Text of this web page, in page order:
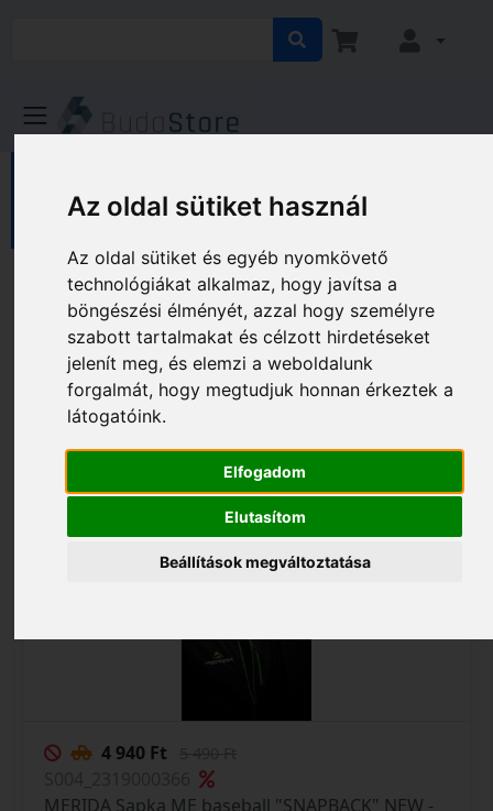
Az oldal sütiket használ
Az oldal sütiket és egyéb nyomkövető
technológiákat alkalmaz, hogy javítsa a
böngészési élményét, azzal hogy személyre
szabott tartalmakat és célzott hirdetéseket
jelenít meg, és elemzi a weboldalunk
forgalmát, hogy megtudjuk honnan érkeztek a
látogatóink.
Elfogadom
Elutasítom
Beállítások megváltoztatása
Sport, kerékpár
Ruházat Sapkák
Sapkák
Gyártó és ár szerinti szűrés
4 940 Ft
MERIDA Sapka ME baseball "SNAPBACK" NEW -